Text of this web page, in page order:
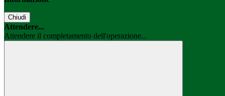
Chiudi
Attendere...
Attendere il completamento dell'operazione...